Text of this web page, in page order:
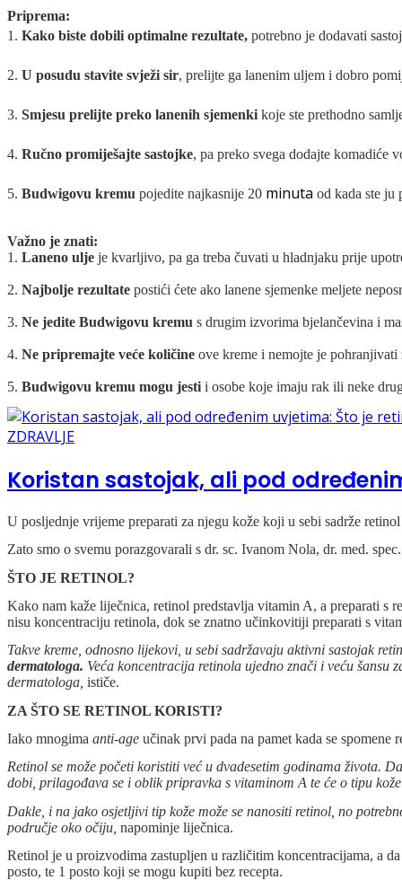
Priprema:
1. Kako biste dobili optimalne rezultate, potrebno je dodavati
2. U posudu stavite svježi sir, prelijte ga lanenim uljem i dobro
3. Smjesu prelijte preko lanenih sjemenki koje ste prethodno
4. Ručno promiješajte sastojke, pa preko svega dodajte komadiće
5. Budwigovu kremu pojedite najkasnije 20 minuta od kada ste ju
Važno je znati:
1. Laneno ulje je kvarljivo, pa ga treba čuvati u hladnjaku prije
2. Najbolje rezultate postići ćete ako lanene sjemenke meljete
3. Ne jedite Budwigovu kremu s drugim izvorima bjelančevina i
4. Ne pripremajte veće količine ove kreme i nemojte je
5. Budwigovu kremu mogu jesti i osobe koje imaju rak ili neke
ZDRAVLJE
Koristan sastojak, ali pod
U posljednje vrijeme preparati za njegu kože koji u sebi sadrže
Zato smo o svemu porazgovarali s dr. sc. Ivanom Nola, dr. med.
ŠTO JE RETINOL?
Kako nam kaže liječnica, retinol predstavlja vitamin A, a preparati s
nisu koncentraciju retinola, dok se znatno učinkovitiji preparati s
Takve kreme, odnosno lijekovi, u sebi sadržavaju aktivni sastojak
dermatologa. Veća koncentracija retinola ujedno znači i veću šansu
dermatologa, ističe.
ZA ŠTO SE RETINOL KORISTI?
Iako mnogima anti-age učinak prvi pada na pamet kada se
Retinol se može početi koristiti već u dvadesetim godinama života.
dobi, prilagođava se i oblik pripravka s vitaminom A te će o tipu
Dakle, i na jako osjetljivi tip kože može se nanositi retinol, no
područje oko očiju, napominje liječnica.
Retinol je u proizvodima zastupljen u različitim koncentracijama, a
posto, te 1 posto koji se mogu kupiti bez recepta.